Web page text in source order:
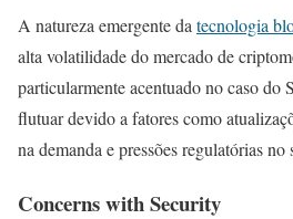
A natureza emergente da tecnologia
alta volatilidade do mercado de
particularmente acentuado no caso do
flutuar devido a fatores como
na demanda e pressões regulatórias
Concerns with Security